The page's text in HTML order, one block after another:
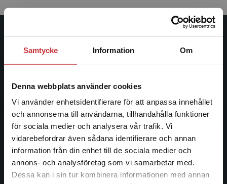
Samtycke Information Om
Denna webbplats använder cookies
Vi använder enhetsidentifierare för att anpassa innehållet
och annonserna till användarna, tillhandahålla funktioner
för sociala medier och analysera vår trafik. Vi
vidarebefordrar även sådana identifierare och annan
information från din enhet till de sociala medier och
annons- och analysföretag som vi samarbetar med.
Dessa kan i sin tur kombinera informationen med annan
Begränsad fraktregion
Studentlitteratur
Studentlitteratur grundades 1963 och är idag Sveriges
facklitteratur, utbildningar och digitala
informationstjänster i utbudet, finns Studentlitteratur med
längs hela kunskapsresan.
Kontakta oss
Kontakta oss